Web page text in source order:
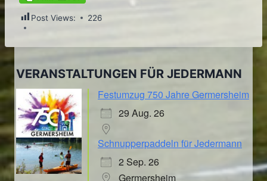
Post Views: 226
VERANSTALTUNGEN FÜR JEDERMANN
Festumzug 750 Jahre Germersheim
29 Aug. 26
Schnupperpaddeln für Jedermann
2 Sep. 26
Germersheim